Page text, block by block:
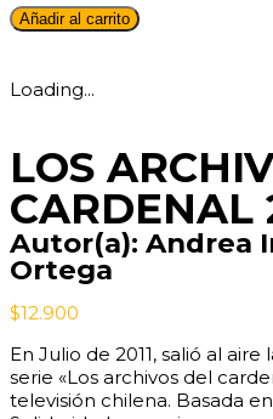
Añadir al carrito
Loading...
LOS
CARDENAL
Autor(a): Andrea
Ortega
$12.900
En Julio de 2011, salió al
serie «Los archivos del
televisión chilena. Basada